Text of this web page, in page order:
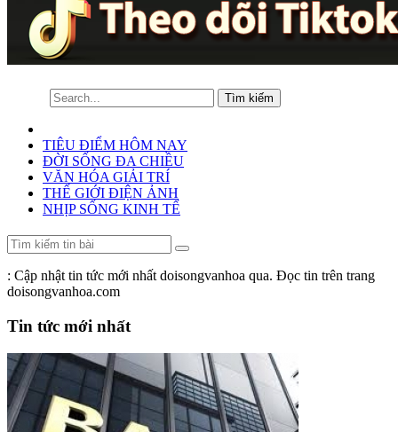
TIÊU ĐIỂM HÔM NAY
ĐỜI SỐNG ĐA CHIỀU
VĂN HÓA GIẢI TRÍ
THẾ GIỚI ĐIỆN ẢNH
NHỊP SỐNG KINH TẾ
: Cập nhật tin tức mới nhất doisongvanhoa qua. Đọc tin trên trang
doisongvanhoa.com
Tin tức mới nhất